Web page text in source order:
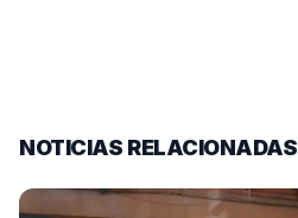
NOTICIAS RELACIONADAS